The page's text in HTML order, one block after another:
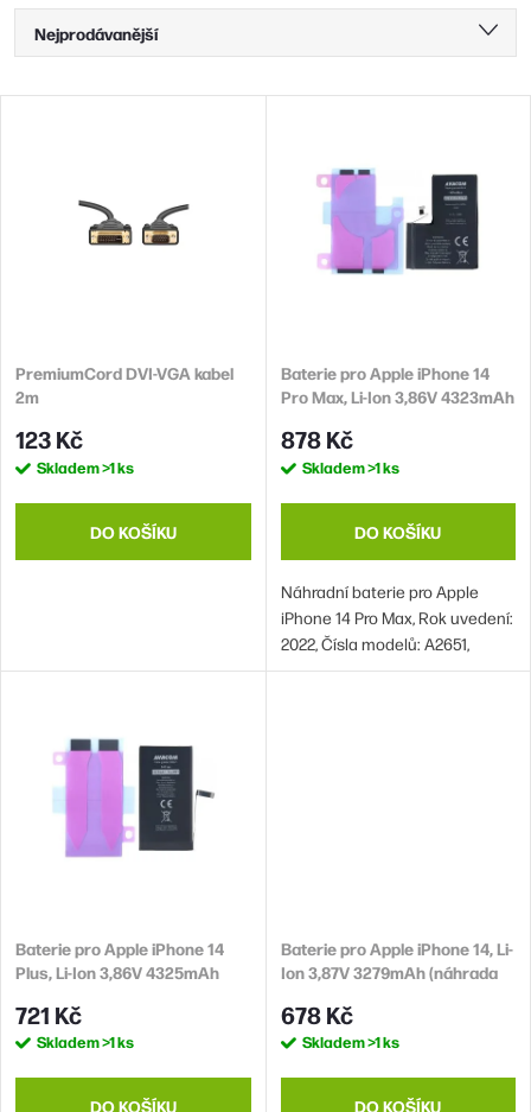
Ř
a
z
d
u
k
t
Nejprodávanější
V
o
d
u
k
PremiumCord DVI-VGA kabel
2m
123 Kč
Skladem>1 ks
DO KOŠÍKU
Baterie pro Apple iPhone 14
Pro Max, Li-Ion 3,86V 4323mAh
878 Kč
Skladem>1 ks
DO KOŠÍKU
Náhradní baterie pro Apple
iPhone 14 Pro Max, Rok uvedení:
2022, Čísla modelů: A2651,
A2893, A2896, A2895, A2894
Baterie pro Apple iPhone 14
Plus, Li-Ion 3,86V 4325mAh
721 Kč
Skladem>1 ks
DO KOŠÍKU
Baterie pro Apple iPhone 14, Li-
Ion 3,87V 3279mAh (náhrada
678 Kč
Skladem>1 ks
DO KOŠÍKU